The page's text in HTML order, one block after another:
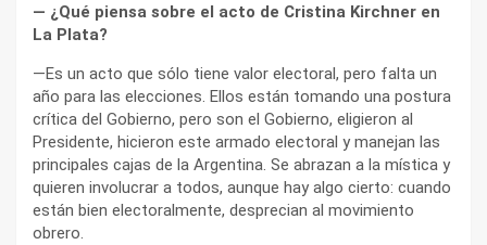
— ¿Qué piensa sobre el acto de Cristina Kirchner en
La Plata?
—Es un acto que sólo tiene valor electoral, pero falta un
año para las elecciones. Ellos están tomando una postura
crítica del Gobierno, pero son el Gobierno, eligieron al
Presidente, hicieron este armado electoral y manejan las
principales cajas de la Argentina. Se abrazan a la mística y
quieren involucrar a todos, aunque hay algo cierto: cuando
están bien electoralmente, desprecian al movimiento
obrero.